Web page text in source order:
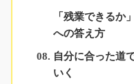
「残業できるか
への答え方
自分に合った道
いく